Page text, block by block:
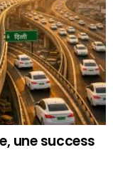
une success